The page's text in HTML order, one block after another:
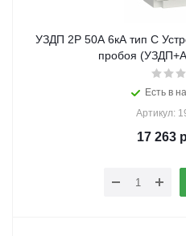
УЗДП 2P 50А 6кА тип C
пробоя
Есть в
Артикул:
17 263